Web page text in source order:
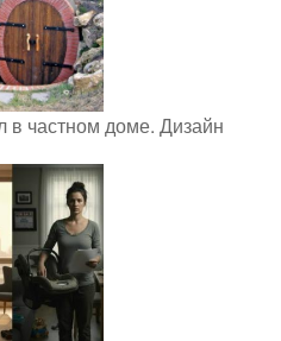
в частном доме. Дизайн